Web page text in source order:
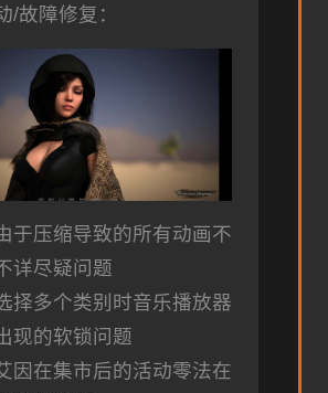
/故障修复：
于压缩导致的所有动画不
详尽疑问题
择多个类别时音乐播放器
现的软锁问题
因在集市后的活动零法在